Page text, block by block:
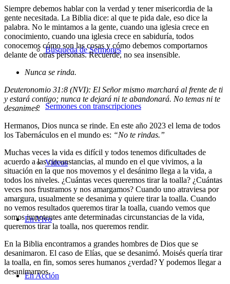
Búsqueda de Sermones
Sermones con transcripciones
Videos
En Vivo
En Acción
Siempre debemos hablar con la verdad y tener misericordia de la
gente necesitada. La Biblia dice: al que te pida dale, eso dice la
palabra. No le mintamos a la gente, cuando una iglesia crece en
conocimiento, cuando una iglesia crece en sabiduría, todos
conocemos cómo son las cosas y cómo debemos comportarnos
delante de otras personas. Recuerde, no sea insensible.
Nunca se rinda.
Deuteronomio 31:8 (NVI): El Señor mismo marchará al frente de ti
y estará contigo; nunca te dejará ni te abandonará. No temas ni te
desanimes.
Hermanos, Dios nunca se rinde. En este año 2023 el lema de todos
los Tabernáculos en el mundo es: “No te rindas.”
Muchas veces la vida es difícil y todos tenemos dificultades de
acuerdo a las circunstancias, al mundo en el que vivimos, a la
situación en la que nos movemos y el desánimo llega a la vida, a
todos los niveles. ¿Cuántas veces queremos tirar la toalla? ¿Cuántas
veces nos frustramos y nos amargamos? Cuando uno atraviesa por
amargura, usualmente se desanima y quiere tirar la toalla. Cuando
no vemos resultados queremos tirar la toalla, cuando vemos que
somos impotentes ante determinadas circunstancias de la vida,
queremos tirar la toalla, nos queremos rendir.
En la Biblia encontramos a grandes hombres de Dios que se
desanimaron. El caso de Elías, que se desanimó. Moisés quería tirar
la toalla, en fin, somos seres humanos ¿verdad? Y podemos llegar a
desanimarnos.